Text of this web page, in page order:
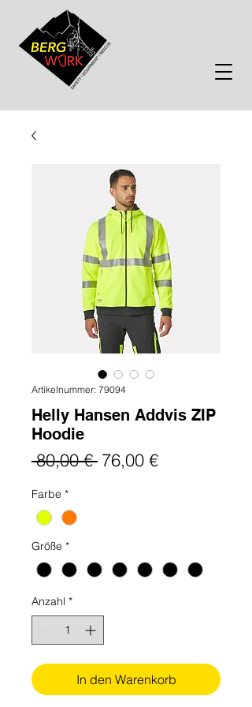
Artikelnummer: 79094
Helly Hansen Addvis ZIP
Hoodie
80,00 € Standardpreis
76,00 €Sale-
Farbe *
Größe *
Anzahl *
In den Warenkorb